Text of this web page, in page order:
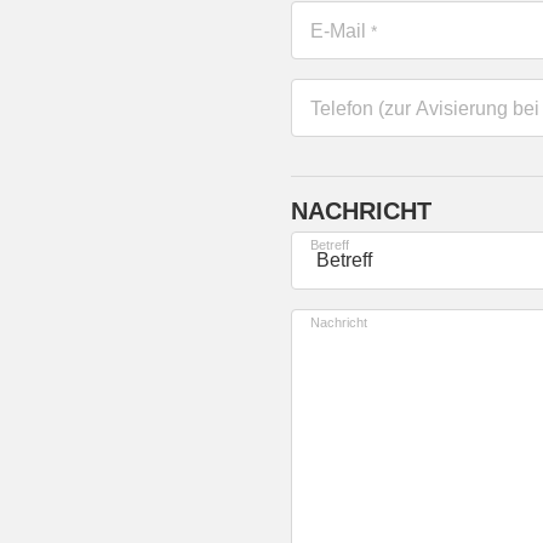
E-Mail *
Telefon (zur Avisierung bei
NACHRICHT
Betreff
Nachricht